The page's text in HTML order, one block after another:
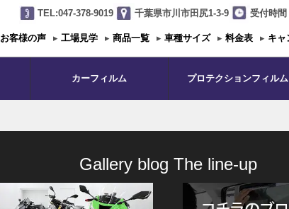
TEL:047-378-9019 千葉県市川市田尻1-3-9 受付時間
お客様の声 ▸ 工場見学 ▸ 商品一覧 ▸ 車種サイズ ▸ 料金表 ▸ キャ
カーフィルム プロテクションフィルム
Gallery blog The line-up